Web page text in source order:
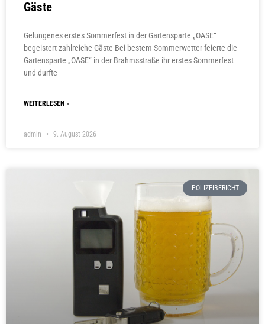
Gäste
Gelungenes erstes Sommerfest in der Gartensparte „OASE“
begeistert zahlreiche Gäste Bei bestem Sommerwetter feierte die
Gartensparte „OASE“ in der Brahmsstraße ihr erstes Sommerfest
und durfte
WEITERLESEN »
admin 9. August 2026
POLIZEIBERICHT